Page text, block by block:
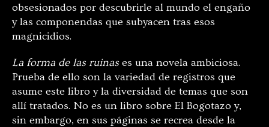
obsesionados por descubrirle al mundo el engaño
y las componendas que subyacen tras esos
magnicidios.
La forma de las ruinas es una novela ambiciosa.
Prueba de ello son la variedad de registros que
asume este libro y la diversidad de temas que son
allí tratados. No es un libro sobre El Bogotazo y,
sin embargo, en sus páginas se recrea desde la